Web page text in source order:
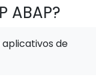
ABAP?
de